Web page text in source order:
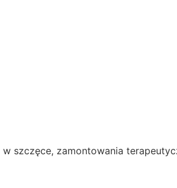
szczęce, zamontowania